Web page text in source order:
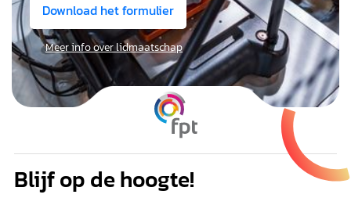
Download het formulier
Meer info over lidmaatschap
Blijf op de hoogte!